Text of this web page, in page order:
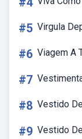
#5 Virgula
#6 Viagem A
#7
#8 Vestido
#9 Vestido